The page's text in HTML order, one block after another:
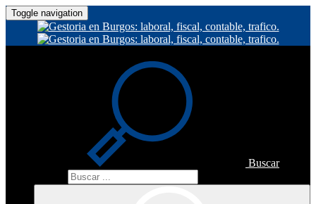
Toggle navigation
Buscar